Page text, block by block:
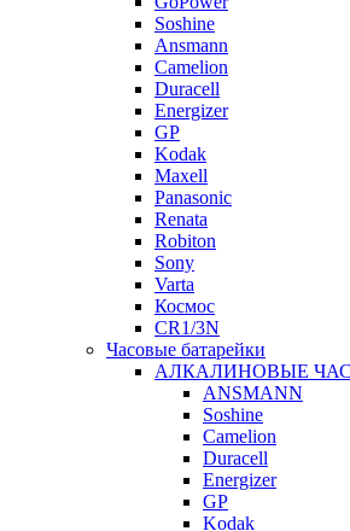
Soshine
Ansmann
Camelion
Duracell
Energizer
GP
Kodak
Maxell
Panasonic
Renata
Robiton
Sony
Varta
Космос
CR1/3N
Часовые батарейки
АЛКАЛИНОВЫЕ
ANSMANN
Soshine
Camelion
Duracell
Energizer
GP
Kodak